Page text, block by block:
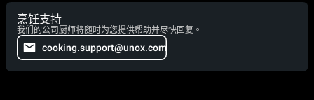
烹饪支持
我们的公司厨师将随时为您提供帮助并尽快回复。
cooking.support@unox.com